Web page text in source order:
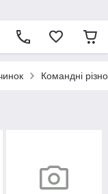
Командні